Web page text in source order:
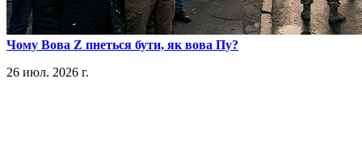
​Чому Вова Z пнеться бути, як вова Пу?
26 июл. 2026 г.